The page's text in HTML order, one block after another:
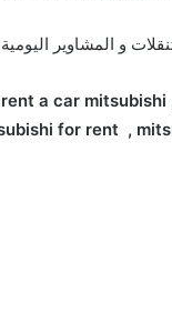
و المشاوير
a car mitsubishi
for rent ,